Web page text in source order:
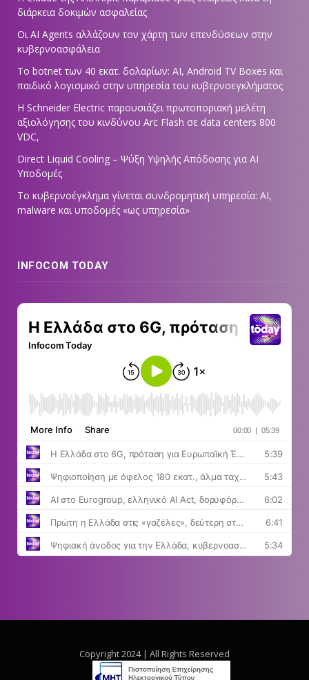
διάρκεια δοκιμών ασφαλείας
Οι AI Agents αλλάζουν τον χάρτη των επενδύσεων στην
κυβερνοασφάλεια
Το botnet των 40 εκατ. δολαρίων: AI, Android TV Boxes και
παιδικό λογισμικό στην υπηρεσία του κυβερνοεγκλήματος
Η Schneider Electric παρουσιάζει πρωτοποριακή μελέτη
αξιολόγησης του κινδύνου Arc Flash σε data centers 800
VDC,
Direct Liquid Cooling – Ψύξη Υψηλής Απόδοσης για AI
Υποδομές
Το κυβερνοέγκλημα γίνεται συνδρομητική υπηρεσία: AI,
malware και υποδομές «ως υπηρεσία»
INFOCOM TODAY
Copyright 2024 | All Rights Reserved